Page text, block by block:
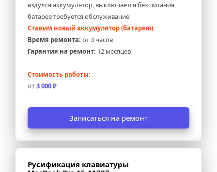
вздулся аккумулятор, выключается без питания,
батарее требуется обслуживание
Ставим новый аккумулятор (батарею)
Время ремонта: от 3 часов
Гарантия на ремонт: 12 месяцев
Стоимость работы:
от 3 000 ₽
Записаться на ремонт
Русификация клавиатуры